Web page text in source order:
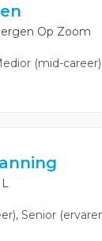
Op Zoom
(mid-
Senior